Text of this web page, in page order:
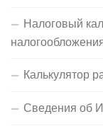
Налоговый
Калькулятор
Сведения об